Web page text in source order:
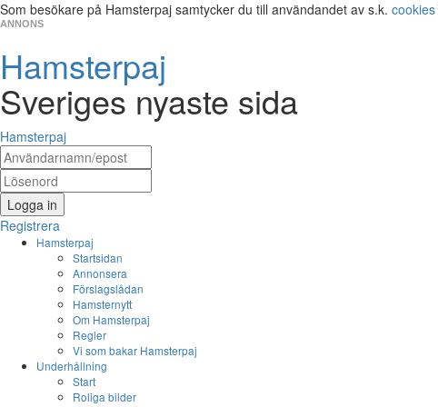
Som besökare på Hamsterpaj samtycker du till användandet av s.k. cookies
ANNONS
Hamsterpaj
Sveriges nyaste sida
Hamsterpaj
Logga in
Registrera
Hamsterpaj
Startsidan
Annonsera
Förslagslådan
Hamsternytt
Om Hamsterpaj
Regler
Vi som bakar Hamsterpaj
Underhållning
Start
Roliga bilder